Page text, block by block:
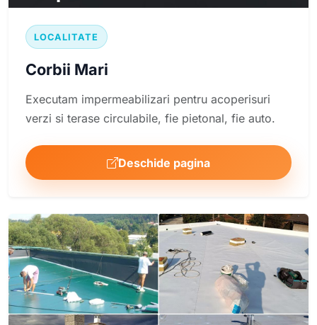
LOCALITATE
Corbii Mari
Executam impermeabilizari pentru acoperisuri
verzi si terase circulabile, fie pietonal, fie auto.
Deschide pagina